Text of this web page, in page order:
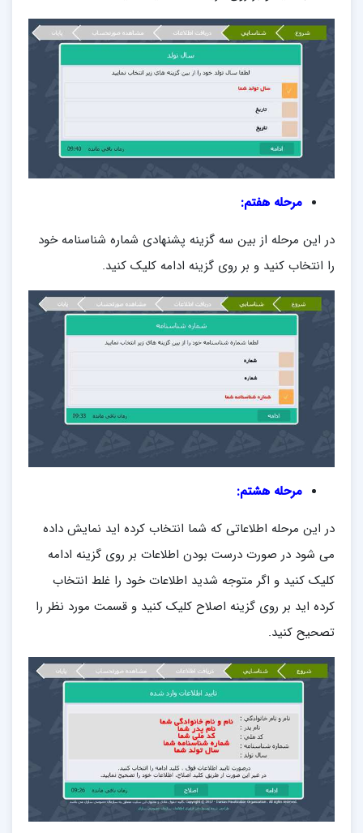
مرحله هفتم:
در این مرحله از بین سه گزینه پشنهادی شماره شناسنامه خود
را انتخاب کنید و بر روی گزینه ادامه کلیک کنید.
مرحله هشتم:
در این مرحله اطلاعاتی که شما انتخاب کرده اید نمایش داده
می شود در صورت درست بودن اطلاعات بر روی گزینه ادامه
کلیک کنید و اگر متوجه شدید اطلاعات خود را غلط انتخاب
کرده اید بر روی گزینه اصلاح کلیک کنید و قسمت مورد نظر را
تصحیح کنید.